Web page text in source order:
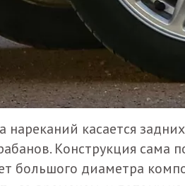
нареканий касается
Конструкция сама
большого диаметра